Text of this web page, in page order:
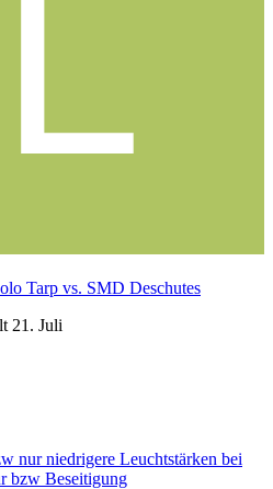
Tarp vs. SMD Deschutes
21. Juli
nur niedrigere Leuchtstärken bei
bzw Beseitigung